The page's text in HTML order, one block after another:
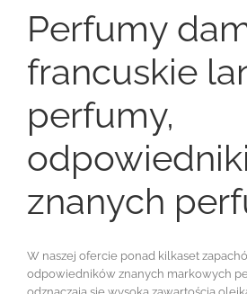
Perfumy
francuskie
perfumy,
odpowiedniki
znanych
W naszej ofercie ponad kilkaset
odpowiedników znanych markowych